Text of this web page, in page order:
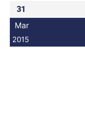
31
Mar
2015